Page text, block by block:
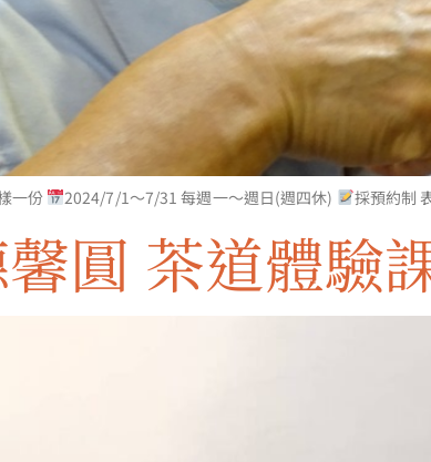
一份 2024/7/1〜7/31 每週一〜週日(週四休) 採預約制
圓 茶道體驗